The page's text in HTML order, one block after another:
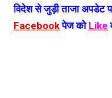
विदेश से जुड़ी ताजा अपडेट
Facebookपेज को Like